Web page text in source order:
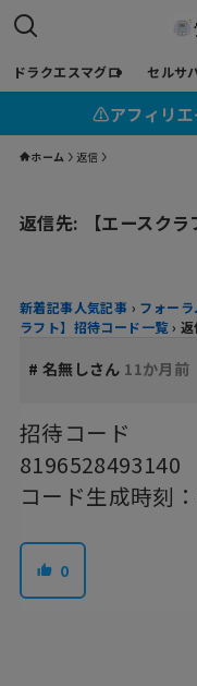
ドラクエスマグロ セルサ
⚠︎アフィリエ
ホーム 返信
返信先: 【エースク
新着記事人気記事 › フォーラ
ラフト】招待コード一覧 ›
# 名無しさん 11か月前
招待コード
8196528493140
コード生成時刻
0